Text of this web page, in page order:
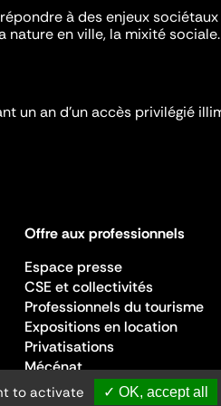
à des enjeux
en ville, la mixité sociale.
un an d’un accès privilégié
Offre aux professionnels
Espace presse
CSE et collectivités
Professionnels du tourisme
Expositions en location
Privatisations
Mécénat
to activate ✓ OK, accept all